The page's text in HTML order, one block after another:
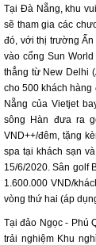
Tại Đà Nẵng, khu
sẽ tham gia các
đó, với thị trường
vào cổng Sun
thẳng từ New Delhi
cho 500 khách
Nẵng của Vietjet
sông Hàn đưa ra
VND++/đêm, tặng
spa tại khách sạn
15/6/2020. Sân golf
1.600.000 VND/
vòng thứ hai (áp
Tại đảo Ngọc - Phú
trải nghiệm Khu